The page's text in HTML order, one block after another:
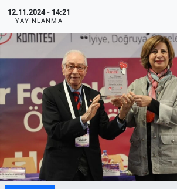
12.11.2024 - 14:21
YAYINLANMA